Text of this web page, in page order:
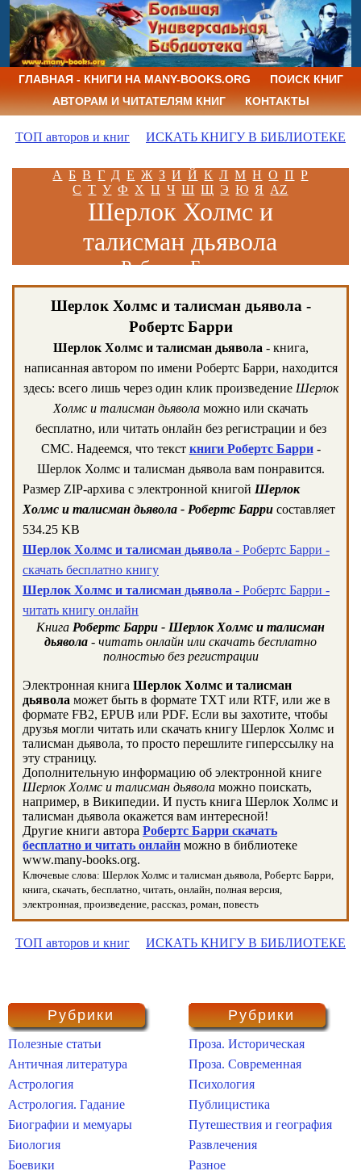
ГЛАВНАЯ - КНИГИ НА MANY-BOOKS.ORG
ПОИСК КНИГ
АВТОРАМ И ЧИТАТЕЛЯМ КНИГ
КОНТАКТЫ
ТОП авторов и книг ИСКАТЬ КНИГУ В БИБЛИОТЕКЕ
А Б В Г Д Е Ж З И Й К Л М Н О П Р
С Т У Ф Х Ц Ч Ш Щ Э Ю Я AZ
Шерлок Холмс и
талисман дьявола
Робертс Барри
Шерлок Холмс и талисман дьявола -
Робертс Барри
Шерлок Холмс и талисман дьявола - книга,
написанная автором по имени Робертс Барри, находится
здесь: всего лишь через один клик произведение Шерлок
Холмс и талисман дьявола можно или скачать
бесплатно, или читать онлайн без регистрации и без
СМС. Надеемся, что текст книги Робертс Барри-
Шерлок Холмс и талисман дьявола вам понравится.
Размер ZIP-архива c электронной книгой Шерлок
Холмс и талисман дьявола - Робертс Барри составляет
534.25 KB
Шерлок Холмс и талисман дьявола - Робертс Барри -
скачать бесплатно книгу
Шерлок Холмс и талисман дьявола - Робертс Барри -
читать книгу онлайн
Книга Робертс Барри - Шерлок Холмс и талисман
дьявола - читать онлайн или скачать бесплатно
полностью без регистрации
Электронная книга Шерлок Холмс и талисман
дьявола может быть в формате TXT или RTF, или же в
формате FB2, EPUB или PDF. Если вы захотите, чтобы
друзья могли читать или скачать книгу Шерлок Холмс и
талисман дьявола, то просто перешлите гиперссылку на
эту страницу.
Дополнительную информацию об электронной книге
Шерлок Холмс и талисман дьявола можно поискать,
например, в Википедии. И пусть книга Шерлок Холмс и
талисман дьявола окажется вам интересной!
Другие книги автора Робертс Барри скачать
бесплатно и читать онлайн можно в библиотеке
www.many-books.org.
Ключевые слова: Шерлок Холмс и талисман дьявола, Робертс Барри,
книга, скачать, бесплатно, читать, онлайн, полная версия,
электронная, произведение, рассказ, роман, повесть
ТОП авторов и книг ИСКАТЬ КНИГУ В БИБЛИОТЕКЕ
Рубрики
Полезные статьи
Античная литература
Астрология
Астрология. Гадание
Биографии и мемуары
Биология
Боевики
Рубрики
Проза. Историческая
Проза. Современная
Психология
Публицистика
Путешествия и география
Развлечения
Разное